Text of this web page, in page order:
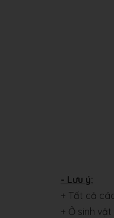
- Lưu ý:
+ Tất cả
+ Ở sinh